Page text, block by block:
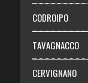
Necrologie
Chi siamo
Abbonati
CODROIPO
TAVAGNACCO
CERVIGNANO